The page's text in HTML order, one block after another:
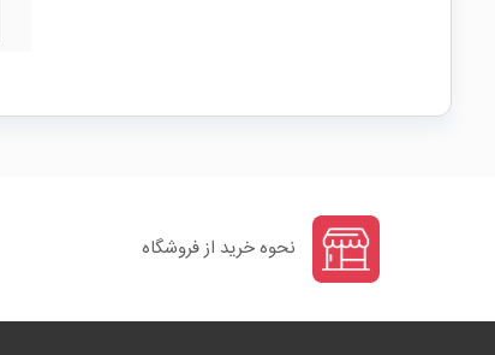
نحوه خرید از فروشگاه